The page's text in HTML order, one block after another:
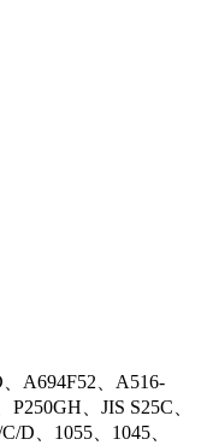
A694F52、A516-
、JIS S25C、
D、1055、1045、